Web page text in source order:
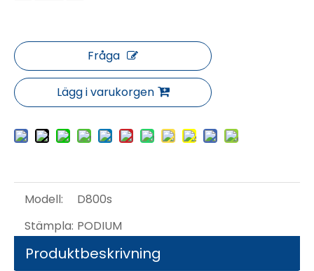
Fråga
Lägg i varukorgen
Modell:
D800s
Stämpla: PODIUM
Produktbeskrivning